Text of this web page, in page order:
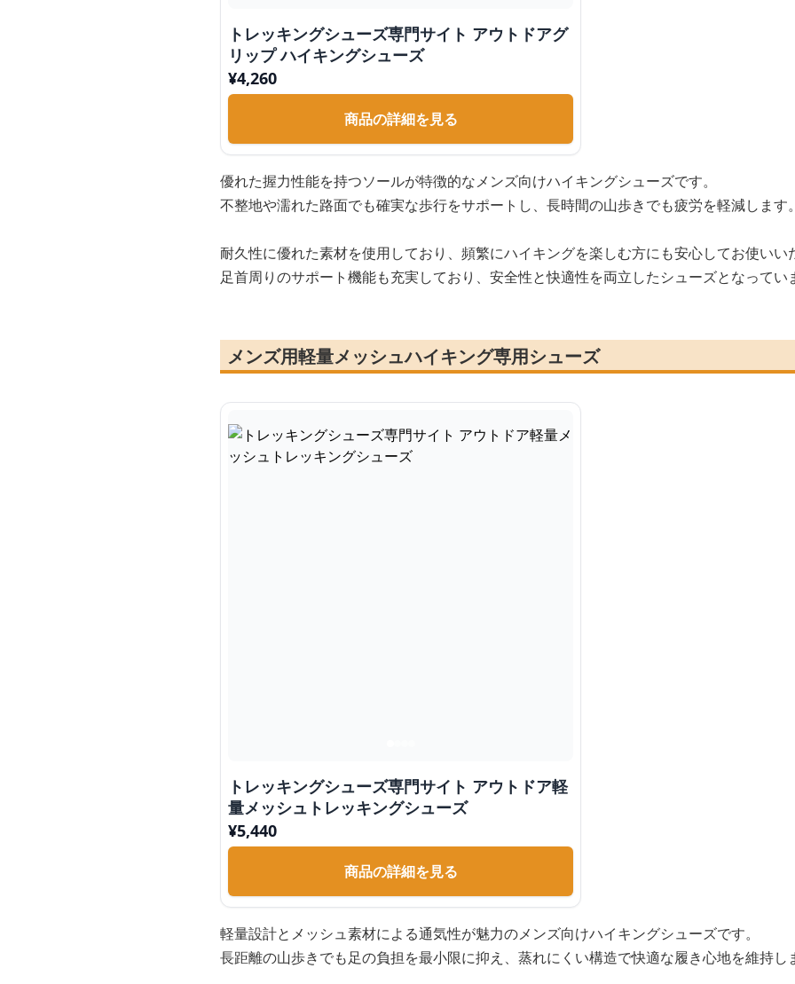
トレッキングシューズ専門サイト アウトドアグ
リップ ハイキングシューズ
¥4,260
商品の詳細を見る
優れた握力性能を持つソールが特徴的なメンズ向けハイキングシューズです。
不整地や濡れた路面でも確実な歩行をサポートし、長時間の山歩きでも疲労を軽減します。
耐久性に優れた素材を使用しており、頻繁にハイキングを楽しむ方にも安心してお使いい
足首周りのサポート機能も充実しており、安全性と快適性を両立したシューズとなってい
メンズ用軽量メッシュハイキング専用シューズ
トレッキングシューズ専門サイト アウトドア軽
量メッシュトレッキングシューズ
¥5,440
商品の詳細を見る
軽量設計とメッシュ素材による通気性が魅力のメンズ向けハイキングシューズです。
長距離の山歩きでも足の負担を最小限に抑え、蒸れにくい構造で快適な履き心地を維持し